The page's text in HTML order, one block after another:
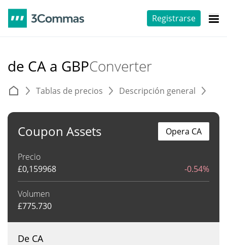
Registrarse
de CA a GBPConverter
Tablas de precios Descripción general
Coupon Assets
Precio
£0,159968 -0.54%
Volumen
£775.730
Opera CA
De CA